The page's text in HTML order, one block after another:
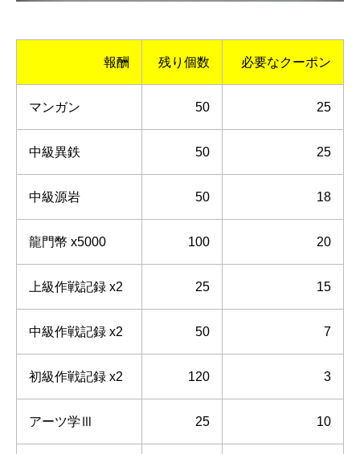
報酬 残り個数 必要なクーポン
マンガン 50 25
中級異鉄 50 25
中級源岩 50 18
龍門幣 x5000 100 20
上級作戦記録 x2 25 15
中級作戦記録 x2 50 7
初級作戦記録 x2 120 3
アーツ学Ⅲ 25 10